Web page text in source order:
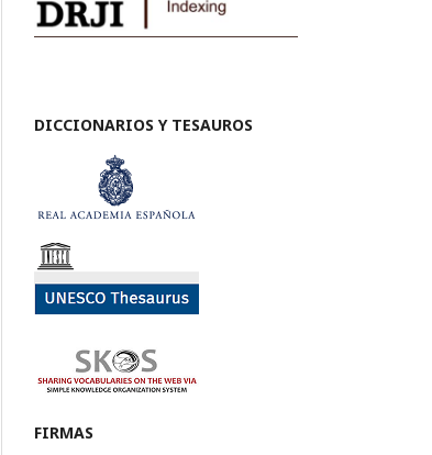
DICCIONARIOS Y TESAUROS
FIRMAS